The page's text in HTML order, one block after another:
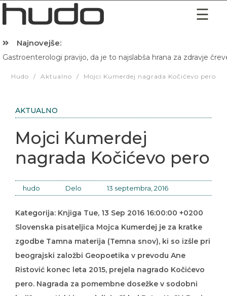
Najnovejše:
Gastroenterologi pravijo, da je to najslabša hrana za zdravje
Hudo / Aktualno / Mojci Kumerdej nagrada Kočićevo pero
AKTUALNO
Mojci Kumerdej
nagrada Kočićevo pero
hudo Delo 13 septembra, 2016
Kategorija: Knjiga Tue, 13 Sep 2016 16:00:00 +0200
Slovenska pisateljica Mojca Kumerdej je za kratke
zgodbe Tamna materija (Temna snov), ki so izšle pri
beograjski založbi Geopoetika v prevodu Ane
Ristović konec leta 2015, prejela nagrado Kočićevo
pero. Nagrada za pomembne dosežke v sodobni